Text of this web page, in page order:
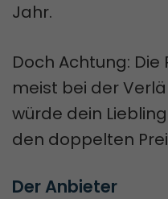
Jahr.
Doch Achtung: Die
meist bei der
würde dein
den doppelten
Der Anbieter